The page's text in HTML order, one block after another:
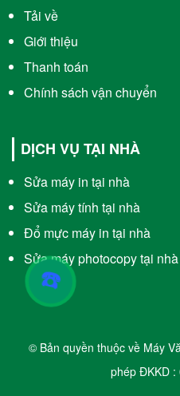
Tải về
Giới thiệu
Thanh toán
Chính sách vận chuyển
DỊCH VỤ TẠI NHÀ
Sửa máy in tại nhà
Sửa máy tính tại nhà
Đổ mực máy in tại nhà
Sửa máy photocopy tại nhà
© Bản quyền thuộc về Máy
phép ĐKKD :
☎️